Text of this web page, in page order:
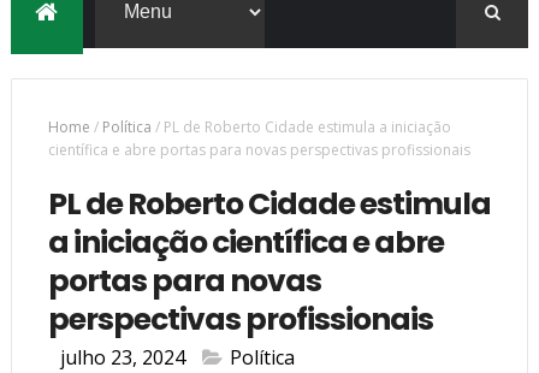
Home / Política / PL de Roberto Cidade estimula a iniciação
científica e abre portas para novas perspectivas profissionais
PL de Roberto Cidade estimula
a iniciação científica e abre
portas para novas
perspectivas profissionais
julho 23, 2024 Política